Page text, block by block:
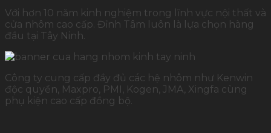
Với hơn 10 năm kinh nghiệm trong lĩnh vực nội thất và
cửa nhôm cao cấp. Đỉnh Tâm luôn là lựa chọn hàng
đầu tại Tây Ninh.
Công ty cung cấp đầy đủ các hệ nhôm như Kenwin
độc quyền, Maxpro, PMI, Kogen, JMA, Xingfa cùng
phụ kiện cao cấp đồng bộ.